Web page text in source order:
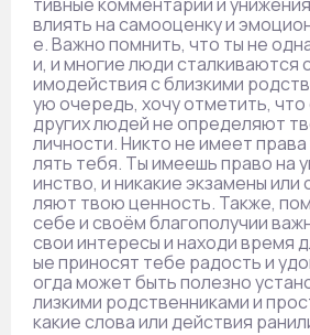
влиять на самооценку и
е. Важно помнить, что ты не
и, и многие люди сталкиваются
имодействия с близкими
ую очередь, хочу отметить, что
других людей не определяют
личности. Никто не имеет
лять тебя. Ты имеешь право на
инство, и никакие экзамены
ляют твою ценность. Также,
себе и своём благополучии
свои интересы и находи время
ые приносят тебе радость и
огда может быть полезно
лизкими родственниками и
какие слова или действия